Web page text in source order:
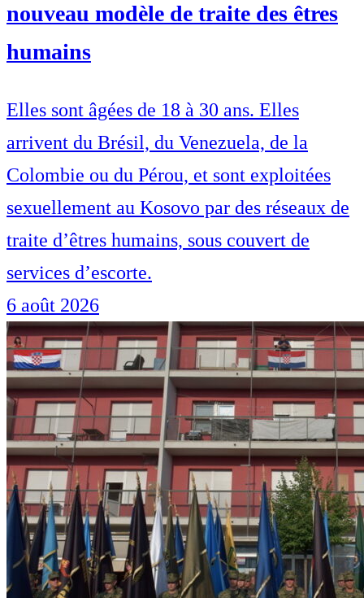
nouveau modèle de traite des êtres
humains
Elles sont âgées de 18 à 30 ans. Elles
arrivent du Brésil, du Venezuela, de la
Colombie ou du Pérou, et sont exploitées
sexuellement au Kosovo par des réseaux de
traite d’êtres humains, sous couvert de
services d’escorte.
6 août 2026